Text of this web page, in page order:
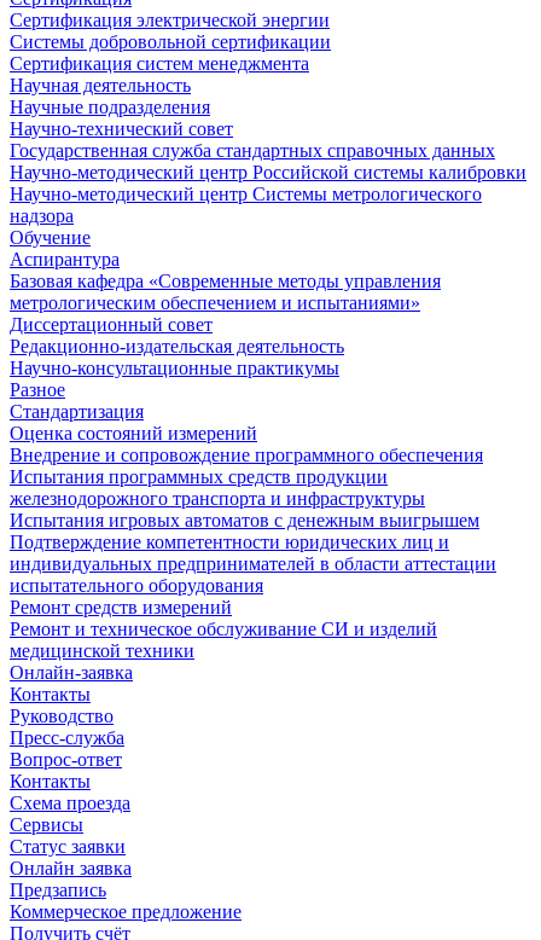
Сертификация электрической энергии
Системы добровольной сертификации
Сертификация систем менеджмента
Научная деятельность
Научные подразделения
Научно-технический совет
Государственная служба стандартных справочных данных
Научно-методический центр Российской системы калибровки
Научно-методический центр Системы метрологического
надзора
Обучение
Аспирантура
Базовая кафедра «Современные методы управления
метрологическим обеспечением и испытаниями»
Диссертационный совет
Редакционно-издательская деятельность
Научно-консультационные практикумы
Разное
Стандартизация
Оценка состояний измерений
Внедрение и сопровождение программного обеспечения
Испытания программных средств продукции
железнодорожного транспорта и инфраструктуры
Испытания игровых автоматов с денежным выигрышем
Подтверждение компетентности юридических лиц и
индивидуальных предпринимателей в области аттестации
испытательного оборудования
Ремонт средств измерений
Ремонт и техническое обслуживание СИ и изделий
медицинской техники
Онлайн-заявка
Контакты
Руководство
Пресс-служба
Вопрос-ответ
Контакты
Схема проезда
Сервисы
Статус заявки
Онлайн заявка
Предзапись
Коммерческое предложение
Получить счёт